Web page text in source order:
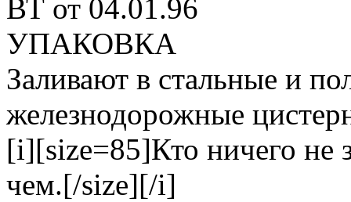
ВТ от 04.01.96
УПАКОВКА
Заливают в стальные и
железнодорожные
[i][size=85]Кто ничего не
чем.[/size][/i]